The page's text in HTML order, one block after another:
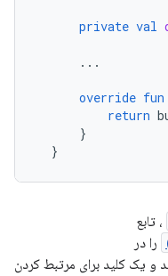
private val
...
override fun
return
}
}
، تابع
را در
و یک کلید برای مرتبط کردن